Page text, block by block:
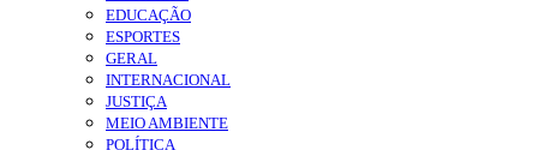
EDUCAÇÃO
ESPORTES
GERAL
INTERNACIONAL
JUSTIÇA
MEIO AMBIENTE
POLÍTICA